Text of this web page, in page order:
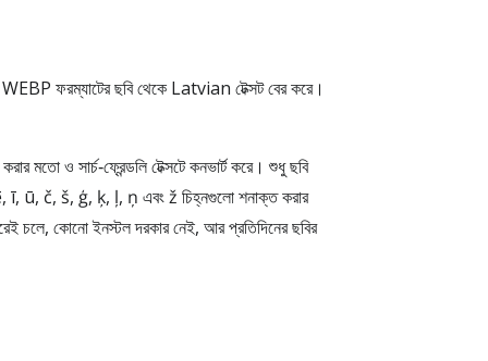
ফরম্যাটের ছবি থেকে Latvian টেক্সট বের করে।
মতো ও সার্চ‑ফ্রেন্ডলি টেক্সটে কনভার্ট করে। শুধু ছবি
ī, ū, č, š, ģ, ķ, ļ, ņ এবং ž চিহ্নগুলো শনাক্ত করার
চলে, কোনো ইনস্টল দরকার নেই, আর প্রতিদিনের ছবির